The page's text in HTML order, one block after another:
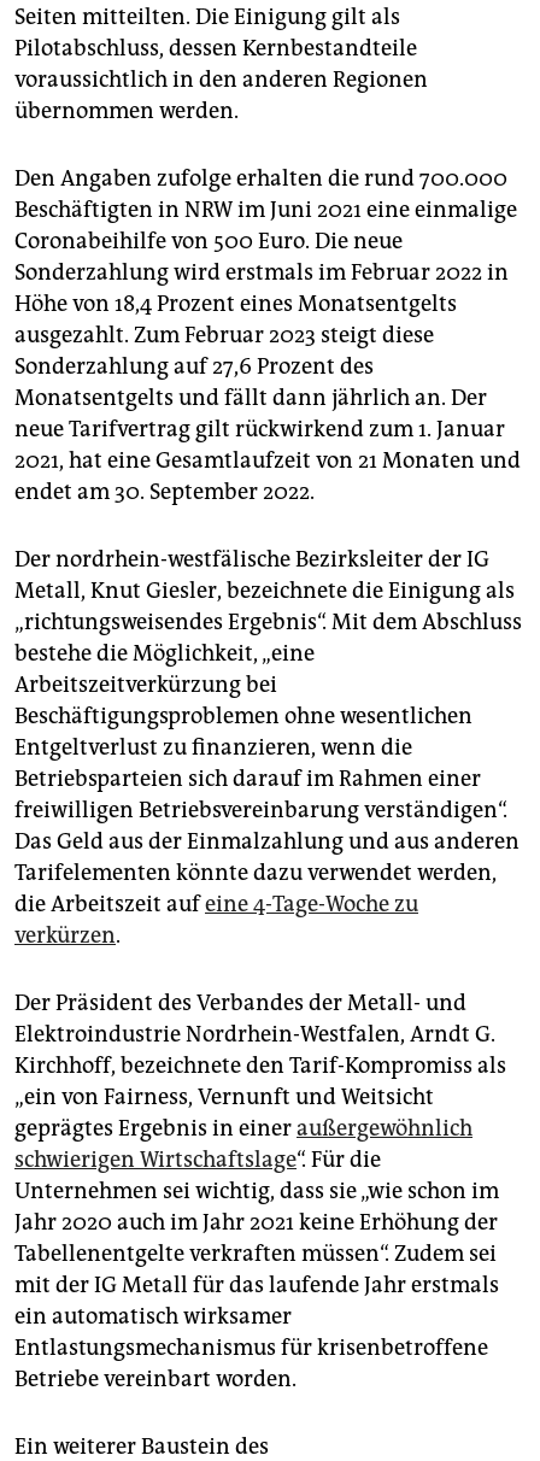
Seiten mitteilten. Die Einigung gilt als
Pilotabschluss, dessen Kernbestandteile
voraussichtlich in den anderen Regionen
übernommen werden.
Den Angaben zufolge erhalten die rund 700.000
Beschäftigten in NRW im Juni 2021 eine einmalige
Coronabeihilfe von 500 Euro. Die neue
Sonderzahlung wird erstmals im Februar 2022 in
Höhe von 18,4 Prozent eines Monatsentgelts
ausgezahlt. Zum Februar 2023 steigt diese
Sonderzahlung auf 27,6 Prozent des
Monatsentgelts und fällt dann jährlich an. Der
neue Tarifvertrag gilt rückwirkend zum 1. Januar
2021, hat eine Gesamtlaufzeit von 21 Monaten und
endet am 30. September 2022.
Der nordrhein-westfälische Bezirksleiter der IG
Metall, Knut Giesler, bezeichnete die Einigung als
„richtungsweisendes Ergebnis“. Mit dem Abschluss
bestehe die Möglichkeit, „eine
Arbeitszeitverkürzung bei
Beschäftigungsproblemen ohne wesentlichen
Entgeltverlust zu finanzieren, wenn die
Betriebsparteien sich darauf im Rahmen einer
freiwilligen Betriebsvereinbarung verständigen“.
Das Geld aus der Einmalzahlung und aus anderen
Tarifelementen könnte dazu verwendet werden,
die Arbeitszeit aufeine 4-Tage-Woche zu
verkürzen.
Der Präsident des Verbandes der Metall- und
Elektroindustrie Nordrhein-Westfalen, Arndt G.
Kirchhoff, bezeichnete den Tarif-Kompromiss als
„ein von Fairness, Vernunft und Weitsicht
geprägtes Ergebnis in eineraußergewöhnlich
schwierigen Wirtschaftslage“. Für die
Unternehmen sei wichtig, dass sie „wie schon im
Jahr 2020 auch im Jahr 2021 keine Erhöhung der
Tabellenentgelte verkraften müssen“. Zudem sei
mit der IG Metall für das laufende Jahr erstmals
ein automatisch wirksamer
Entlastungsmechanismus für krisenbetroffene
Betriebe vereinbart worden.
Ein weiterer Baustein des